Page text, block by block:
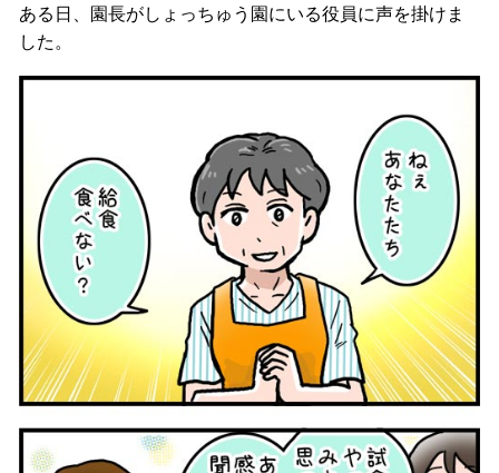
ある日、園長がしょっちゅう園にいる役員に声を掛けま
した。